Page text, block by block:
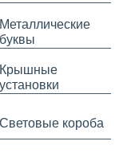
Металлические
буквы
Крышные
установки
Световые короба